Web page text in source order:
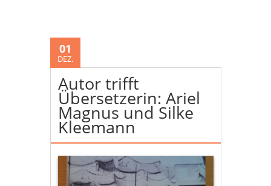
01
DEZ.
Autor trifft
Übersetzerin: Ariel
Magnus und Silke
Kleemann